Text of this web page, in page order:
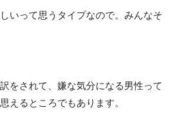
いって思うタイプなので。みんなそ
をされて、嫌な気分になる男性って
えるところでもあります。